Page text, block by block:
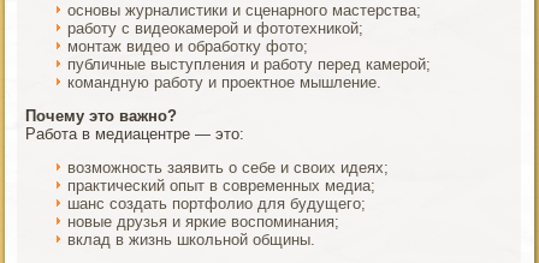
основы журналистики и сценарного мастерства;
работу с видеокамерой и фототехникой;
монтаж видео и обработку фото;
публичные выступления и работу перед камерой;
командную работу и проектное мышление.
Почему это важно?
Работа в медиацентре — это:
возможность заявить о себе и своих идеях;
практический опыт в современных медиа;
шанс создать портфолио для будущего;
новые друзья и яркие воспоминания;
вклад в жизнь школьной общины.